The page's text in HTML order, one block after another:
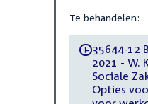
Te behandelen:
-35644-12
2021 - W.
Sociale
Opties